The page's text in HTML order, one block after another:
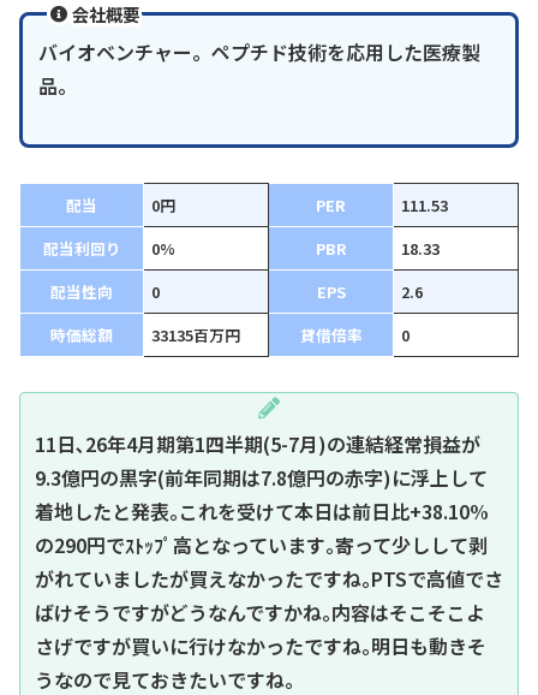
会社概要
バイオベンチャー。ペプチド技術を応用した医療製
品。
配当 0円 PER
111.53
配当利回り
0% PBR
18.33
配当性向
0 EPS
2.6
時価総額
33135百万円 貸借倍率 0
11日､26年4月期第1四半期(5-7月)の連結経常損益が
9.3億円の黒字(前年同期は7.8億円の赤字)に浮上して
着地したと発表｡これを受けて本日は前日比+38.10%
の290円でｽﾄｯﾌﾟ高となっています｡寄って少しして剥
がれていましたが買えなかったですね｡PTSで高値でさ
ばけそうですがどうなんですかね｡内容はそこそこよ
さげですが買いに行けなかったですね｡明日も動きそ
うなので見ておきたいですね｡